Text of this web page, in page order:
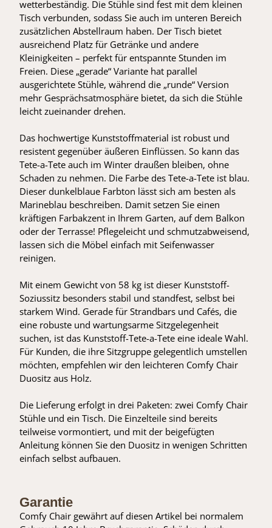
wetterbeständig. Die Stühle sind fest mit dem kleinen
Tisch verbunden, sodass Sie auch im unteren Bereich
zusätzlichen Abstellraum haben. Der Tisch bietet
ausreichend Platz für Getränke und andere
Kleinigkeiten – perfekt für entspannte Stunden im
Freien. Diese „gerade“ Variante hat parallel
ausgerichtete Stühle, während die „runde“ Version
mehr Gesprächsatmosphäre bietet, da sich die Stühle
leicht zueinander drehen.
Das hochwertige Kunststoffmaterial ist robust und
resistent gegenüber äußeren Einflüssen. So kann das
Tete-a-Tete auch im Winter draußen bleiben, ohne
Schaden zu nehmen. Die Farbe des Tete-a-Tete ist blau.
Dieser dunkelblaue Farbton lässt sich am besten als
Marineblau beschreiben. Damit setzen Sie einen
kräftigen Farbakzent in Ihrem Garten, auf dem Balkon
oder der Terrasse! Pflegeleicht und schmutzabweisend,
lassen sich die Möbel einfach mit Seifenwasser
reinigen.
Mit einem Gewicht von 58 kg ist dieser Kunststoff-
Soziussitz besonders stabil und standfest, selbst bei
starkem Wind. Gerade für Strandbars und Cafés, die
eine robuste und wartungsarme Sitzgelegenheit
suchen, ist das Kunststoff-Tete-a-Tete eine ideale Wahl.
Für Kunden, die ihre Sitzgruppe gelegentlich umstellen
möchten, empfehlen wir den leichteren Comfy Chair
Duositz aus Holz.
Die Lieferung erfolgt in drei Paketen: zwei Comfy Chair
Stühle und ein Tisch. Die Einzelteile sind bereits
teilweise vormontiert, und mit der beigefügten
Anleitung können Sie den Duositz in wenigen Schritten
einfach selbst aufbauen.
Garantie
Comfy Chair gewährt auf diesen Artikel bei normalem